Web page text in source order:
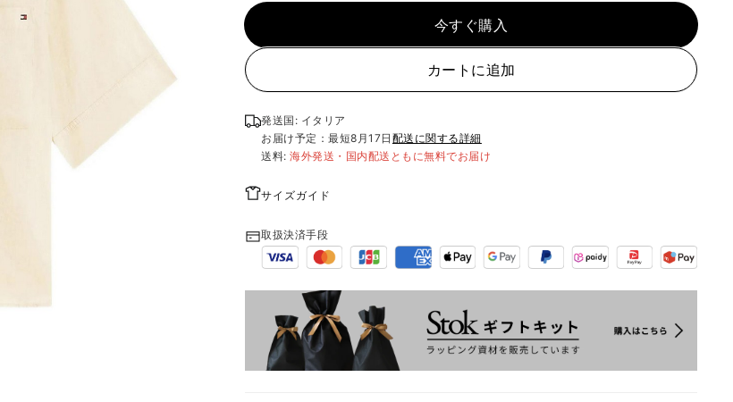
今すぐ購入
カートに追加
発送国: イタリア
お届け予定：最短8月17日 配送に関する詳細
送料:海外発送・国内配送ともに無料でお届け
サイズガイド
取扱決済手段